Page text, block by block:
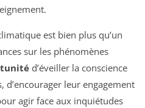
est bien plus qu’un
sur les phénomènes
d’éveiller la conscience
d’encourager leur engagement
agir face aux inquiétudes